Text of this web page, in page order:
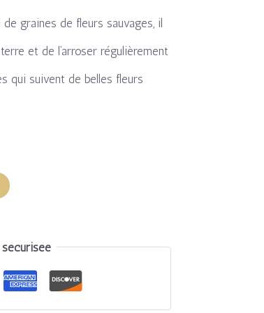
graines de fleurs sauvages, il
et de l’arroser régulièrement
qui suivent de belles fleurs
sécurisée